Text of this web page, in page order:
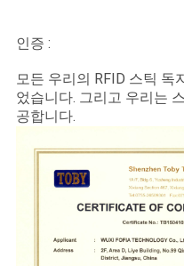
인증 :
모든 우리의 RFID 스틱 독
었습니다. 그리고 우리는
공합니다.